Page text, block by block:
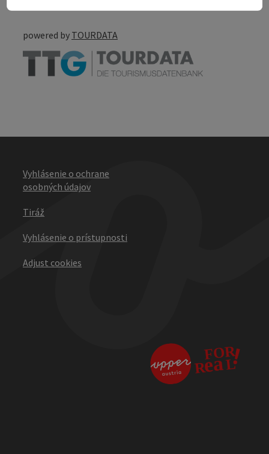
powered by TOURDATA
Vyhlásenie o ochrane
osobných údajov
Tiráž
Vyhlásenie o prístupnosti
Adjust cookies